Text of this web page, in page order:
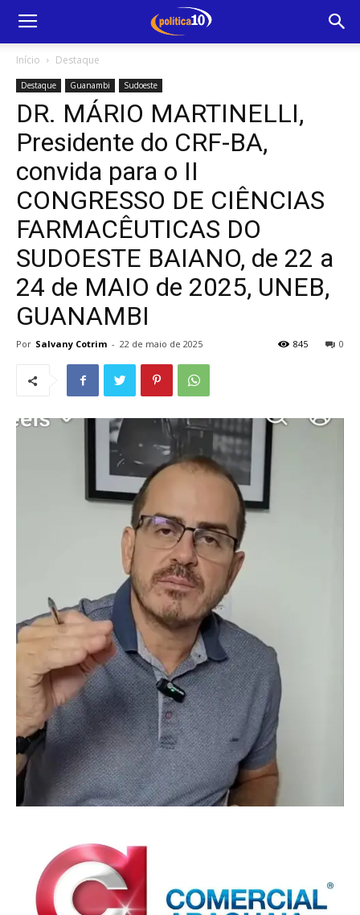
Início Destaque
Destaque Guanambi Sudoeste
DR. MÁRIO MARTINELLI,
Presidente do CRF-BA,
convida para o II
CONGRESSO DE CIÊNCIAS
FARMACÊUTICAS DO
SUDOESTE BAIANO, de 22 a
24 de MAIO de 2025, UNEB,
GUANAMBI
Por Salvany Cotrim - 22 de maio de 2025 0
845